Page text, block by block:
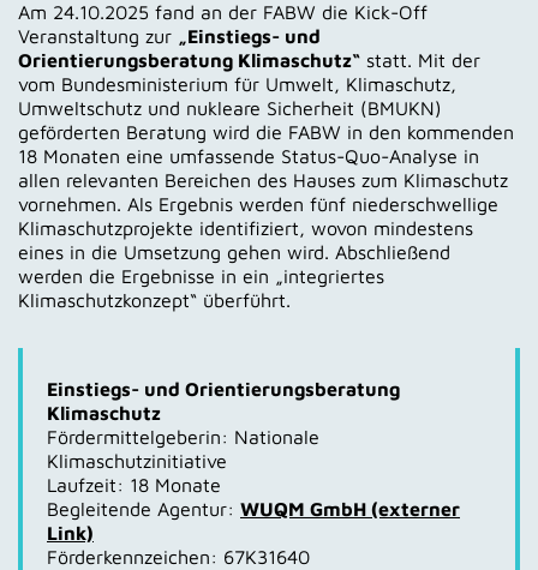
Am 24.10.2025 fand an der FABW die Kick-Off
Veranstaltung zur „Einstiegs- und
Orientierungsberatung Klimaschutz“ statt. Mit der
vom Bundesministerium für Umwelt, Klimaschutz,
Umweltschutz und nukleare Sicherheit (BMUKN)
geförderten Beratung wird die FABW in den kommenden
18 Monaten eine umfassende Status-Quo-Analyse in
allen relevanten Bereichen des Hauses zum Klimaschutz
vornehmen. Als Ergebnis werden fünf niederschwellige
Klimaschutzprojekte identifiziert, wovon mindestens
eines in die Umsetzung gehen wird. Abschließend
werden die Ergebnisse in ein „integriertes
Klimaschutzkonzept“ überführt.
Einstiegs- und Orientierungsberatung
Klimaschutz
Fördermittelgeberin: Nationale
Klimaschutzinitiative
Laufzeit: 18 Monate
Begleitende Agentur: WUQM GmbH (externer
Link)
Förderkennzeichen: 67K31640